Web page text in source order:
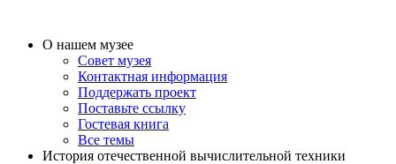
О нашем музее
Совет музея
Контактная информация
Поддержать проект
Поставьте ссылку
Гостевая книга
Все темы
История отечественной вычислительной техники